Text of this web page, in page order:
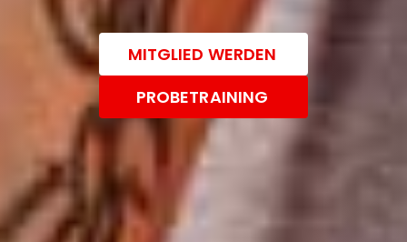
MITGLIED WERDEN
PROBETRAINING